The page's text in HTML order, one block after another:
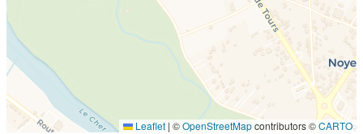
Leaflet | ©OpenStreetMapcontributors ©CARTO